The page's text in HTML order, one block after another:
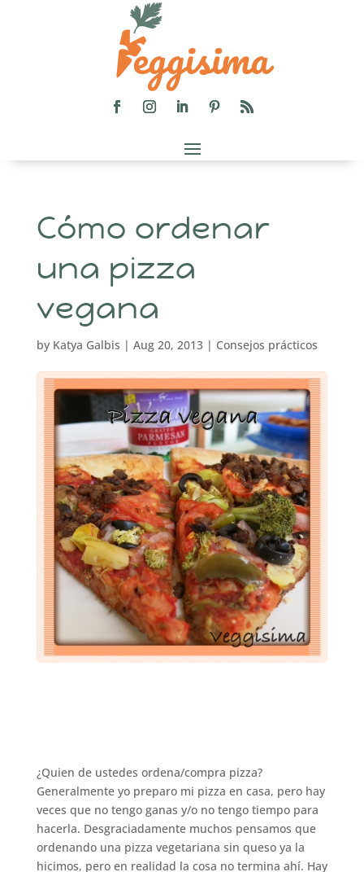
Cómo ordenar
una pizza
vegana
by Katya Galbis | Aug 20, 2013| Consejos prácticos
¿Quien de ustedes ordena/compra pizza?
Generalmente yo preparo mi pizza en casa, pero hay
veces que no tengo ganas y/o no tengo tiempo para
hacerla. Desgraciadamente muchos pensamos que
ordenando una pizza vegetariana sin queso ya la
hicimos, pero en realidad la cosa no termina ahí. Hay